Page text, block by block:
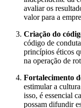
avaliar os
valor para a
Criação do
código de
princípios éticos
na operação de
Fortalecimento
estimular a
isso, é essencial
possam difundir